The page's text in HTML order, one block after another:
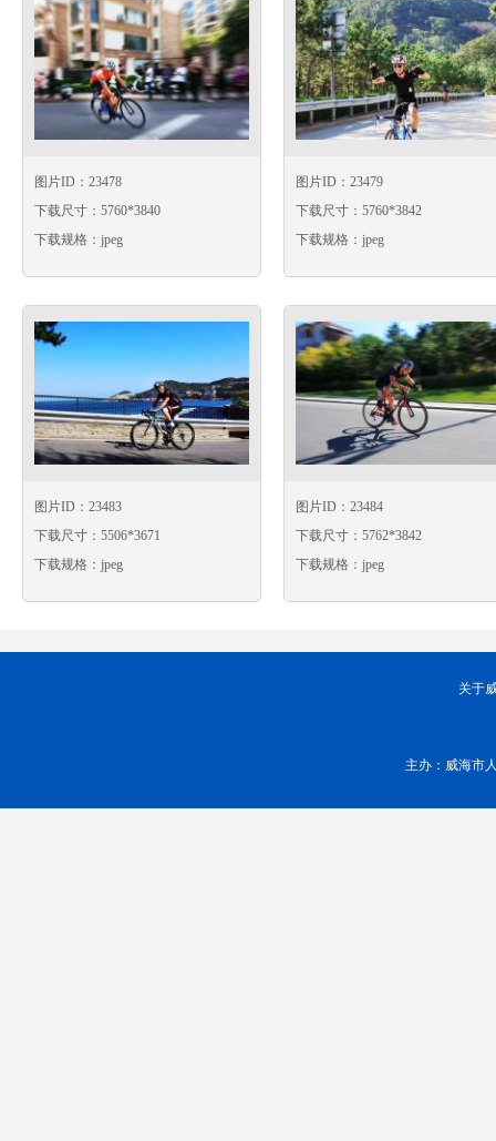
图片ID：23478
下载尺寸：5760*3840
下载规格：jpeg
图片ID：23479
下载尺寸：5760*3842
下载规格：jpeg
图片ID：23483
下载尺寸：5506*3671
下载规格：jpeg
图片ID：23484
下载尺寸：5762*3842
下载规格：jpeg
关于
主办：威海市